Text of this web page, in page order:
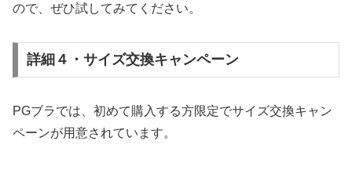
ので、ぜひ試してみてください。
詳細４・サイズ交換キャンペーン
PGブラでは、初めて購入する方限定でサイズ交換キャン
ペーンが用意されています。